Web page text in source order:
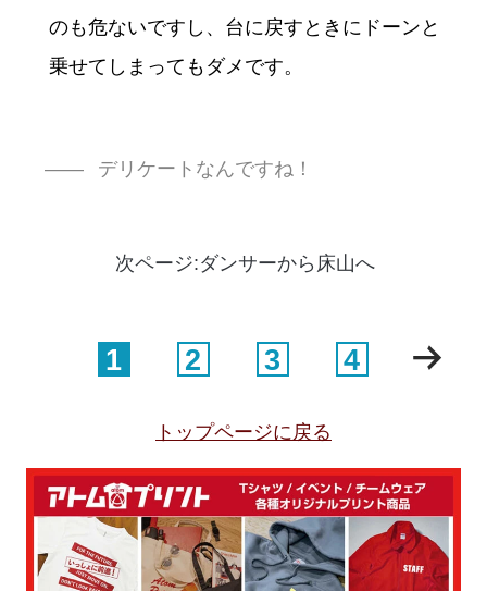
のも危ないですし、台に戻すときにドーンと
乗せてしまってもダメです。
デリケートなんですね！
次ページ:ダンサーから床山へ
1 2 3 4
トップページに戻る